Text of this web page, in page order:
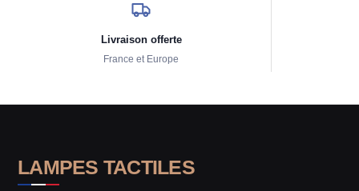
Livraison offerte
France et Europe
LAMPES TACTILES